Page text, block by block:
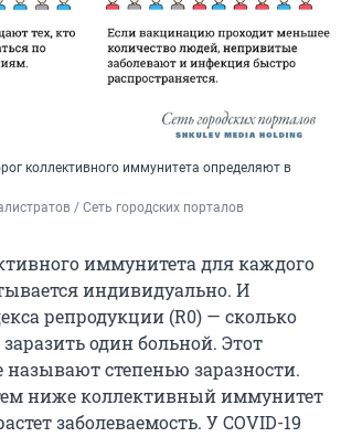
коллективного иммунитета определяют в
/ Сеть городских порталов
иммунитета для каждого
индивидуально. И
репродукции (R0) — сколько
один больной. Этот
называют степенью заразности.
ниже коллективный иммунитет
заболеваемость. У COVID-19